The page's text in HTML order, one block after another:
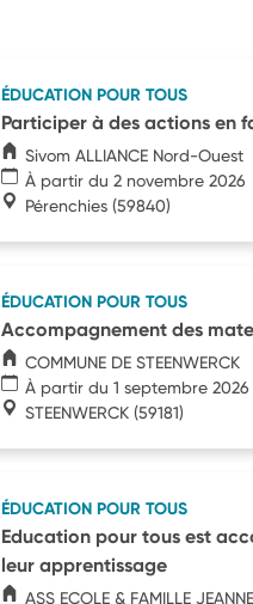
ÉDUCATION POUR TOUS
Participer à des actions en
Sivom ALLIANCE Nord-Ouest
À partir du 2 novembre 2026
Pérenchies (59840)
ÉDUCATION POUR TOUS
Accompagnement des
COMMUNE DE STEENWERCK
À partir du 1 septembre 2026
STEENWERCK (59181)
ÉDUCATION POUR TOUS
Education pour tous est
leur apprentissage
ASS ECOLE & FAMILLE